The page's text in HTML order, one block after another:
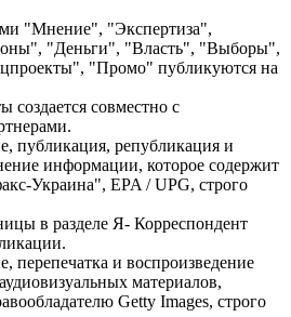
"Мнение", "Экспертиза",
"Деньги", "Власть", "Выборы",
"Промо" публикуются на
создается совместно с
публикация, републикация и
информации, которое содержит
Украина", EPA / UPG, строго
в разделе Я- Корреспондент
перепечатка и воспроизведение
материалов,
Getty Images, строго